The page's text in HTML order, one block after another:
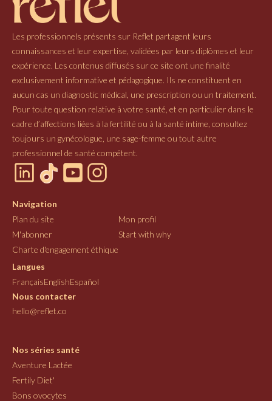
Les professionnels présents sur Reflet partagent leurs
connaissances et leur expertise, validées par leurs diplômes et leur
expérience. Les contenus diffusés sur ce site ont une finalité
exclusivement informative et pédagogique. Ils ne constituent en
aucun cas un diagnostic médical, une prescription ou un traitement.
Pour toute question relative à votre santé, et en particulier dans le
cadre d’affections liées à la fertilité ou à la santé intime, consultez
toujours un gynécologue, une sage-femme ou tout autre
professionnel de santé compétent.
Navigation
Plan du site
Mon profil
M'abonner
Start with why
Charte d'engagement éthique
Langues
FrançaisEnglishEspañol
Nous contacter
hello@reflet.co
Nos séries santé
Aventure Lactée
Fertily Diet'
Bons ovocytes